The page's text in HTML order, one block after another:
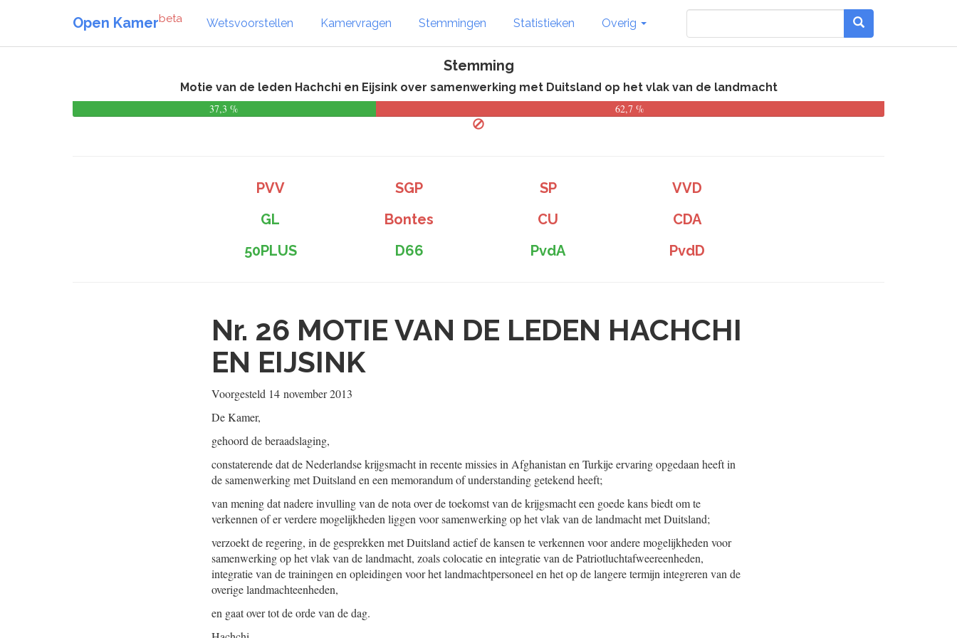
Open Kamerbeta Wetsvoorstellen Kamervragen Stemmingen Statistieken Overig
Stemming
Motie van de leden Hachchi en Eijsink over samenwerking met Duitsland op het vlak van de landmacht
37,3 %
62,7 %
PVV SGP SP
VVD
GL
Bontes CU
CDA
50PLUS
D66 PvdA PvdD
Nr. 26 MOTIE VAN DE LEDEN HACHCHI
EN EIJSINK
Voorgesteld 14 november 2013
De Kamer,
gehoord de beraadslaging,
constaterende dat de Nederlandse krijgsmacht in recente missies in Afghanistan en Turkije ervaring opgedaan heeft in
de samenwerking met Duitsland en een memorandum of understanding getekend heeft;
van mening dat nadere invulling van de nota over de toekomst van de krijgsmacht een goede kans biedt om te
verkennen of er verdere mogelijkheden liggen voor samenwerking op het vlak van de landmacht met Duitsland;
verzoekt de regering, in de gesprekken met Duitsland actief de kansen te verkennen voor andere mogelijkheden voor
samenwerking op het vlak van de landmacht, zoals colocatie en integratie van de Patriotluchtafweereenheden,
integratie van de trainingen en opleidingen voor het landmachtpersoneel en het op de langere termijn integreren van de
overige landmachteenheden,
en gaat over tot de orde van de dag.